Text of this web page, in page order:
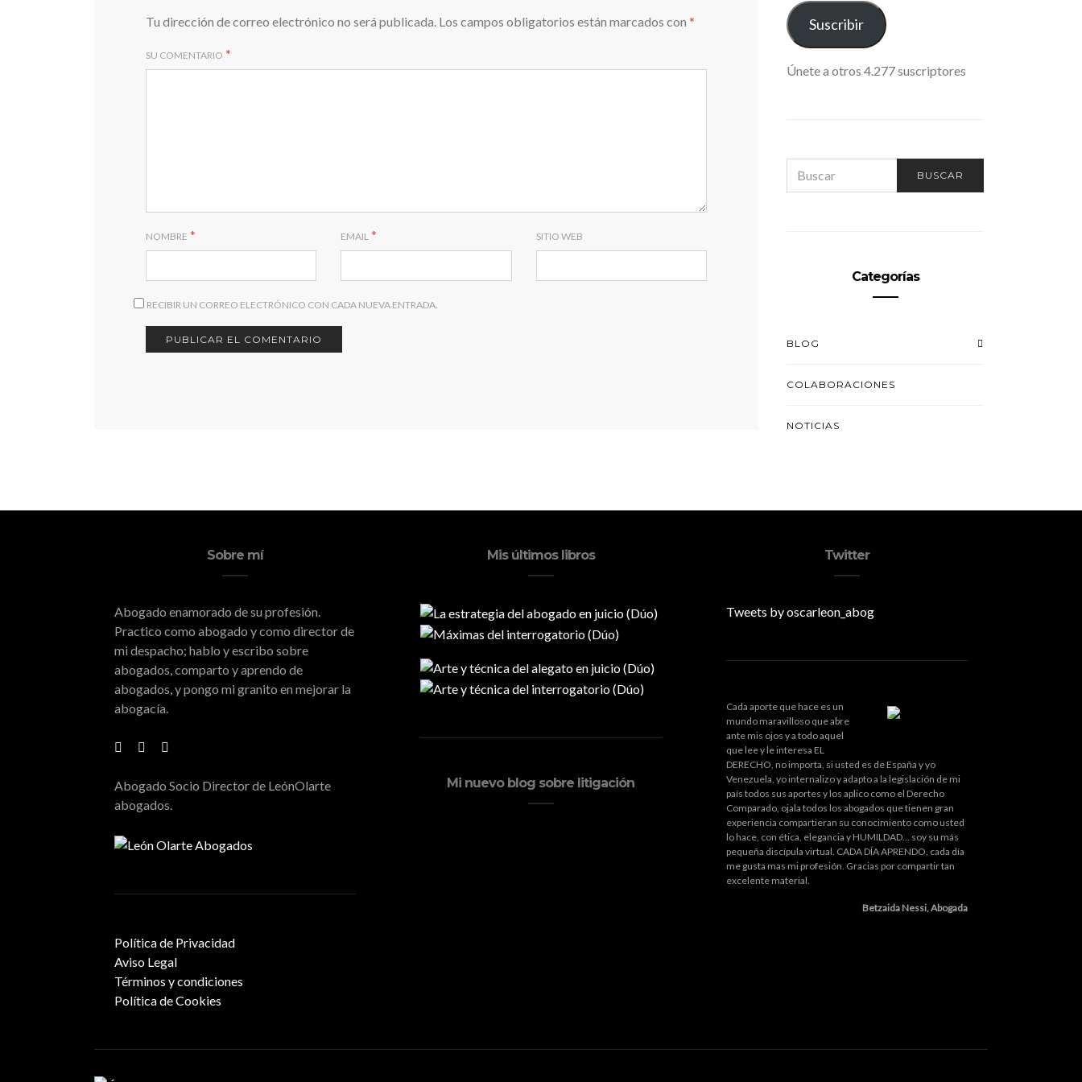
Tu dirección de correo electrónico no será publicada. Los campos obligatorios están marcados con *
SU COMENTARIO *
NOMBRE * EMAIL * SITIO WEB
RECIBIR UN CORREO ELECTRÓNICO CON CADA NUEVA ENTRADA.
ELECTRÓNICO
Suscribir
Únete a otros 4.277 suscriptores
FOR:
BUSCAR
Categorías
BLOG
COLABORACIONES
NOTICIAS
Sobre mí
Abogado enamorado de su profesión.
Practico como abogado y como director de
mi despacho; hablo y escribo sobre
abogados, comparto y aprendo de
abogados, y pongo mi granito en mejorar la
abogacía.
Abogado Socio Director de LeónOlarte
abogados.
Política de Privacidad
Aviso Legal
Términos y condiciones
Política de Cookies
Mis últimos libros
Mi nuevo blog sobre litigación
Twitter
Tweets by oscarleon_abog
Cada aporte que hace es un
mundo maravilloso que abre
ante mis ojos y a todo aquel
que lee y le interesa EL
DERECHO, no importa, si usted es de España y yo
Venezuela, yo internalizo y adapto a la legislación de mi
país todos sus aportes y los aplico como el Derecho
Comparado, ojala todos los abogados que tienen gran
experiencia compartieran su conocimiento como usted
lo hace, con ética, elegancia y HUMILDAD... soy su más
pequeña discípula virtual. CADA DÍA APRENDO, cada día
me gusta mas mi profesión. Gracias por compartir tan
excelente material.
Betzaida Nessi, Abogada